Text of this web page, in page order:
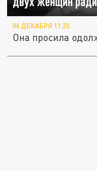
06 ДЕКАБРЯ 11:20
Она просила